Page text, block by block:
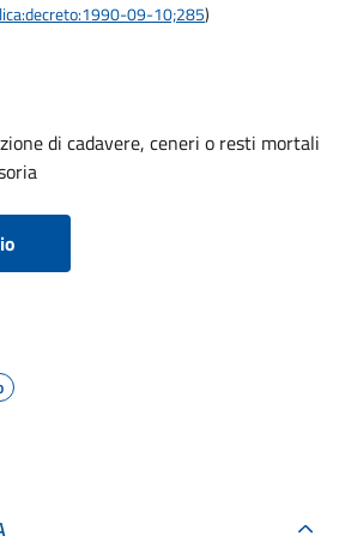
09-10;285)
di cadavere, ceneri o resti mortali